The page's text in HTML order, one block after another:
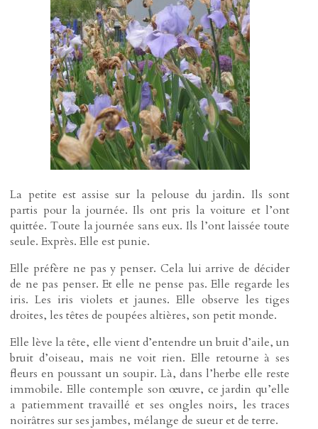
La petite est assise sur la pelouse du jardin. Ils sont
partis pour la journée. Ils ont pris la voiture et l’ont
quittée. Toute la journée sans eux. Ils l’ont laissée toute
seule. Exprès. Elle est punie.
Elle préfère ne pas y penser. Cela lui arrive de décider
de ne pas penser. Et elle ne pense pas. Elle regarde les
iris. Les iris violets et jaunes. Elle observe les tiges
droites, les têtes de poupées altières, son petit monde.
Elle lève la tête, elle vient d’entendre un bruit d’aile, un
bruit d’oiseau, mais ne voit rien. Elle retourne à ses
fleurs en poussant un soupir. Là, dans l’herbe elle reste
immobile. Elle contemple son œuvre, ce jardin qu’elle
a patiemment travaillé et ses ongles noirs, les traces
noirâtres sur ses jambes, mélange de sueur et de terre.